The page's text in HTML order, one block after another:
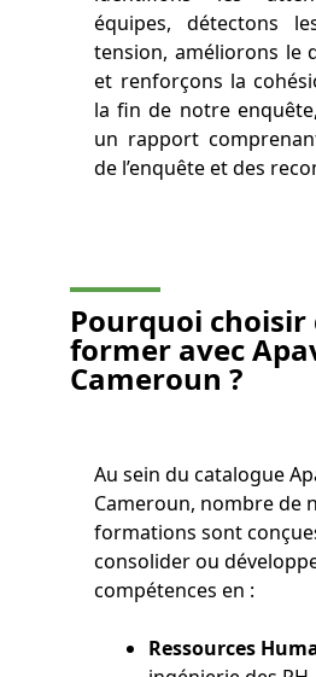
équipes, détectons
tension, améliorons le
et renforçons la
la fin de notre
un rapport
de l’enquête et des
Pourquoi choisir
former avec
Cameroun?
Au sein du catalogue
Cameroun, nombre de
formations sont
consolider ou
compétences en :
Ressources